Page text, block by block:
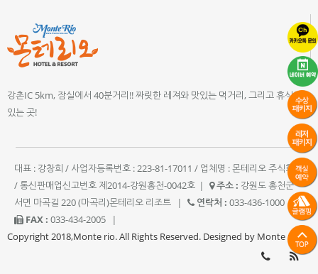
강촌IC 5km, 잠실에서 40분거리!! 짜릿한 레져와 맛있는 먹거리, 그리고 휴식이
있는 곳!
대표 : 강창희 / 사업자등록번호 : 223-81-17011 / 업체명 : 몬테리오 주식회사
/ 통신판매업신고번호 제2014-강원홍천-0042호 | 주소 : 강원도 홍천군
서면 마곡길 220 (마곡리)몬테리오 리조트
| 연락처 : 033-436-1000
|
FAX : 033-434-2005
|
Copyright 2018,Monte rio. All Rights Reserved. Designed by Monte rio.